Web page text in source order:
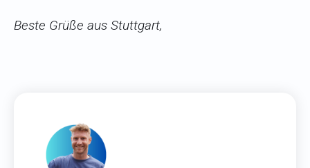
Beste Grüße aus Stuttgart,